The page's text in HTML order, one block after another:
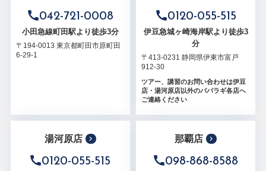
042-721-0008
小田急線町田駅より徒歩3分
〒194-0013 東京都町田市原町田
6-29-1
0120-055-515
伊豆急城ヶ崎海岸駅より徒歩3
分
〒413-0231 静岡県伊東市富戸
912-30
ツアー、講習のお問い合わせは伊豆
店・湯河原店以外のパパラギ各店へ
ご連絡ください
湯河原店
0120-055-515
那覇店
098-868-8588